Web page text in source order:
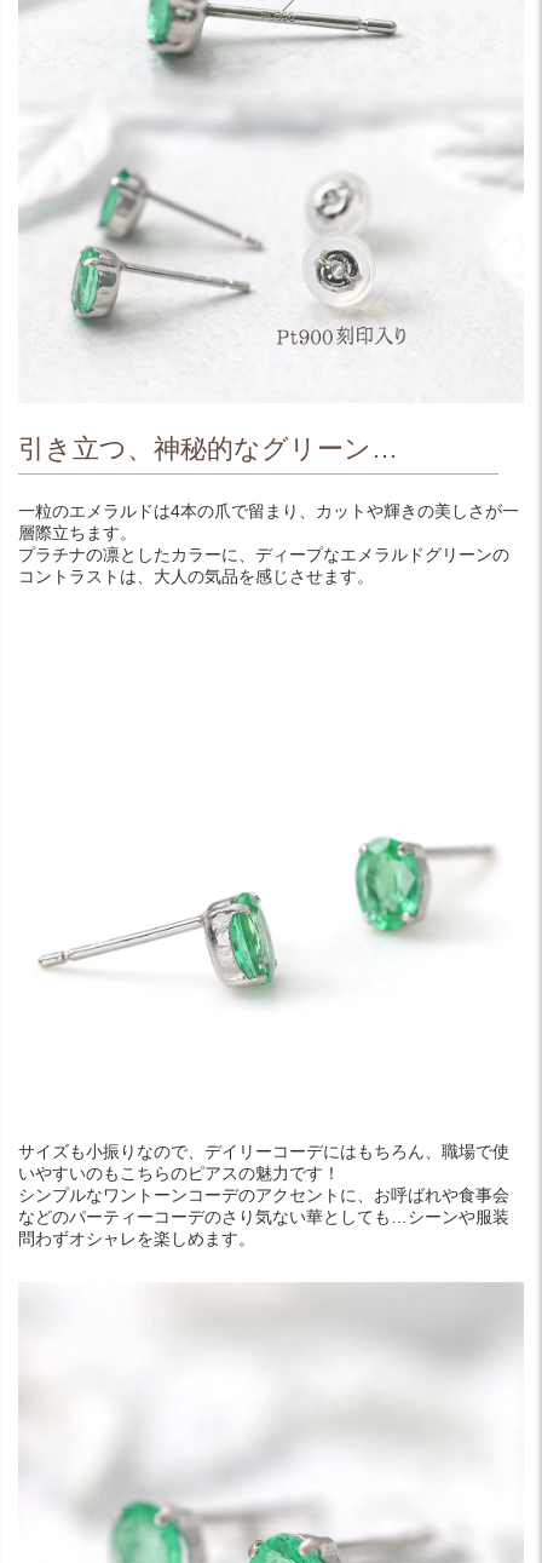
引き立つ、神秘的なグリーン…
一粒のエメラルドは4本の爪で留まり、カットや輝きの美しさが一
層際立ちます。
プラチナの凛としたカラーに、ディープなエメラルドグリーンの
コントラストは、大人の気品を感じさせます。
サイズも小振りなので、デイリーコーデにはもちろん、職場で使
いやすいのもこちらのピアスの魅力です！
シンプルなワントーンコーデのアクセントに、お呼ばれや食事会
などのパーティーコーデのさり気ない華としても…シーンや服装
問わずオシャレを楽しめます。